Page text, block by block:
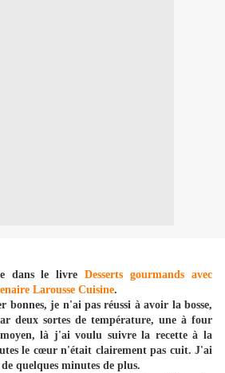
dans le livreDesserts gourmands avec
Larousse Cuisine.
bonnes, je n'ai pas réussi à avoir la bosse,
deux sortes de température, une à four
là j'ai voulu suivre la recette à la
le cœur n'était clairement pas cuit. J'ai
quelques minutes de plus.